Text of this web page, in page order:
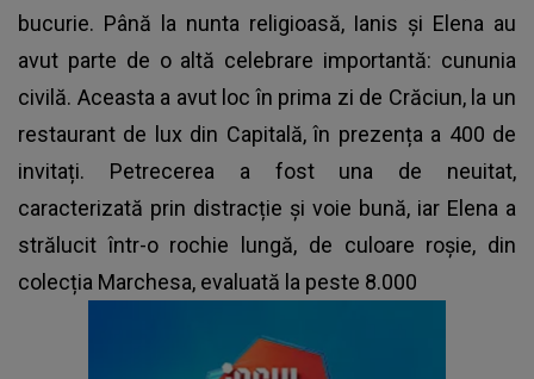
bucurie. Până la nunta religioasă, Ianis și Elena au
avut parte de o altă celebrare importantă: cununia
civilă. Aceasta a avut loc în prima zi de Crăciun, la un
restaurant de lux din Capitală, în prezența a 400 de
invitați. Petrecerea a fost una de neuitat,
caracterizată prin distracție și voie bună, iar Elena a
strălucit într-o rochie lungă, de culoare roșie, din
colecția Marchesa, evaluată la peste 8.000